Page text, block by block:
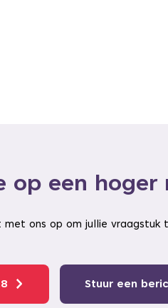
op een hoger
met ons op om jullie vraagstuk
Stuur een